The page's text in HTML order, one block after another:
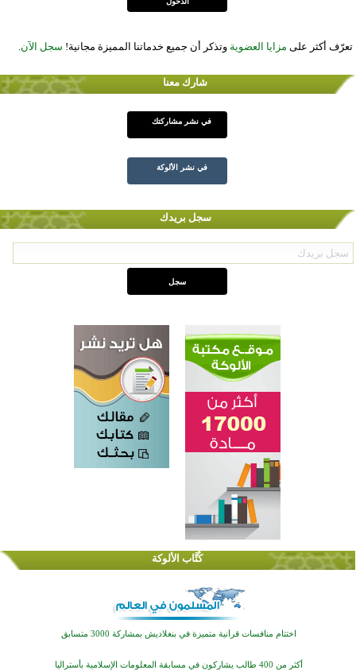
تعرّف أكثر على مزايا العضوية وتذكر أن جميع خدماتنا المميزة مجانية! سجل الآن.
شارك معنا
في نشر مشاركتك
في نشر الألوكة
سجل بريدك
كُتَّاب الألوكة
اختتام الدورة التاسعة لمسابقة حفظ وتلاوة القرآن الكريم في أزناكاييف
تيسليتش تختتم برنامجا تعليميا لتعزيز القيم وبناء الشخصية للشباب المسلمين
اختتام منافسات قرآنية متميزة في بنغلاديش بمشاركة 3000 متسابق
أكثر من 400 طالب يشاركون في مسابقة المعلومات الإسلامية بأستراليا